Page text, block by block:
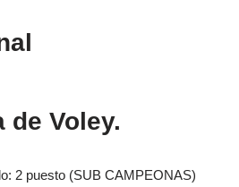
de Voley.
2 puesto (SUB CAMPEONAS)